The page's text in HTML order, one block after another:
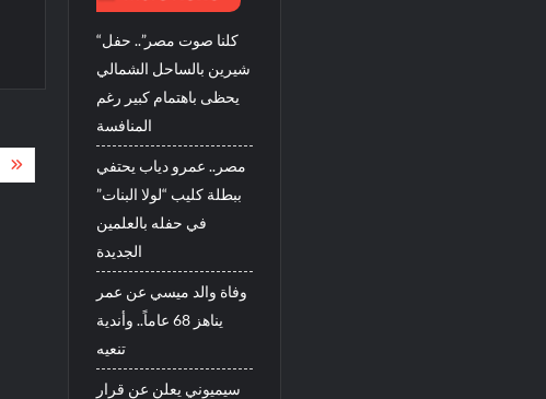
“كلنا صوت مصر”.. حفل
شيرين بالساحل الشمالي
يحظى باهتمام كبير رغم
المنافسة
مصر.. عمرو دياب يحتفي
ببطلة كليب “لولا البنات”
في حفله بالعلمين
الجديدة
وفاة والد ميسي عن عمر
يناهز 68 عاماً.. وأندية
تنعيه
سيميوني يعلن عن قرار